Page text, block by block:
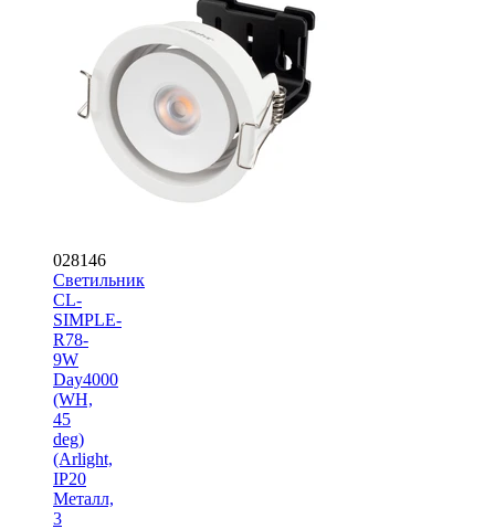
028146
Светильник
CL-
SIMPLE-
R78-
9W
Day4000
(WH,
45
deg)
(Arlight,
IP20
Металл,
3